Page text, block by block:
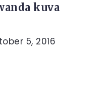
kuva
5, 2016